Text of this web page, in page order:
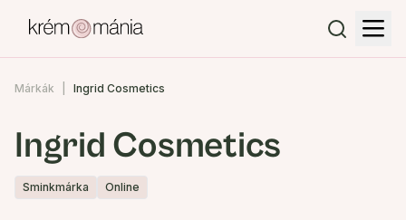
Márkák Ingrid Cosmetics
Ingrid Cosmetics
Sminkmárka Online